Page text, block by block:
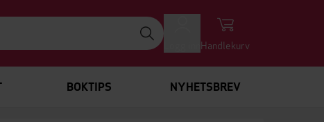
Handlekurv
BOKTIPS NYHETSBREV